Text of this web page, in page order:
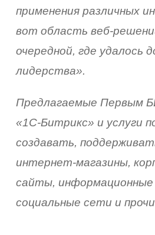
применения различных
вот область веб-
очередной, где удалось
лидерства».
Предлагаемые Первым
«1С-Битрикс» и услуги
создавать,
интернет-магазины,
сайты,
социальные сети и